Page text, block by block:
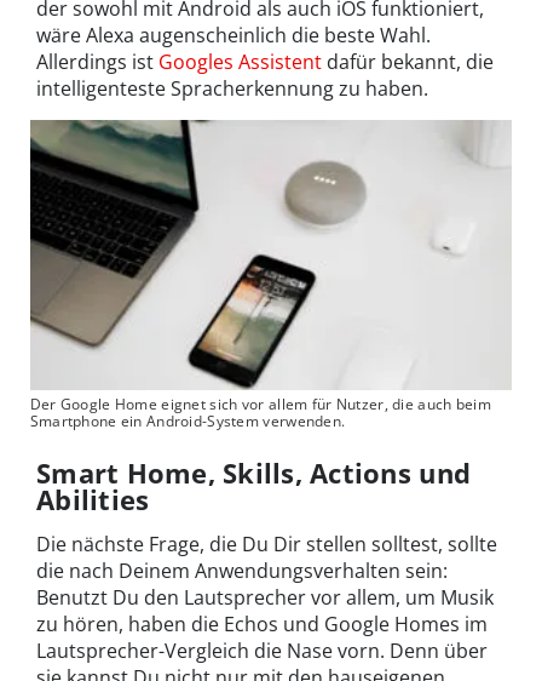
der sowohl mit Android als auch iOS funktioniert,
wäre Alexa augenscheinlich die beste Wahl.
Allerdings ist Googles Assistent dafür bekannt, die
intelligenteste Spracherkennung zu haben.
Der Google Home eignet sich vor allem für Nutzer, die auch beim
Smartphone ein Android-System verwenden.
Smart Home, Skills, Actions und
Abilities
Die nächste Frage, die Du Dir stellen solltest, sollte
die nach Deinem Anwendungsverhalten sein:
Benutzt Du den Lautsprecher vor allem, um Musik
zu hören, haben die Echos und Google Homes im
Lautsprecher-Vergleich die Nase vorn. Denn über